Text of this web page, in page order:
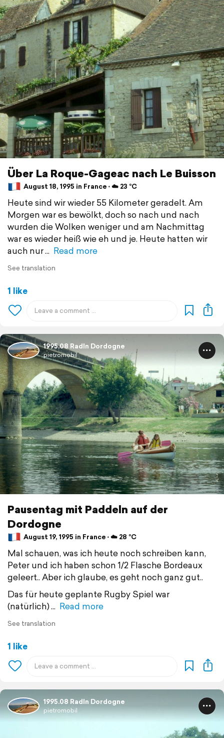
Über La Roque-Gageac nach Le Buisson
August 18, 1995 in France ⋅ ☁️ 23 °C
Heute sind wir wieder 55 Kilometer geradelt. Am
Morgen war es bewölkt, doch so nach und nach
wurden die Wolken weniger und am Nachmittag
war es wieder heiß wie eh und je. Heute hatten wir
auch nur
Read more
See translation
1 like
1995.08 Radln Dordogne
pietromobil
Pausentag mit Paddeln auf der
Dordogne
August 19, 1995 in France ⋅ ☁️ 28 °C
Mal schauen, was ich heute noch schreiben kann,
Peter und ich haben schon 1/2 Flasche Bordeaux
geleert.. Aber ich glaube, es geht noch ganz gut..
Das für heute geplante Rugby Spiel war
(natürlich)
Read more
See translation
1 like
1995.08 Radln Dordogne
pietromobil